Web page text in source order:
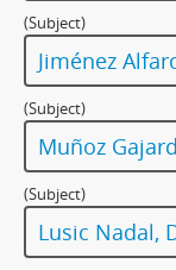
(Subject)
Jiménez
(Subject)
Muñoz
(Subject)
Lusic Nadal,